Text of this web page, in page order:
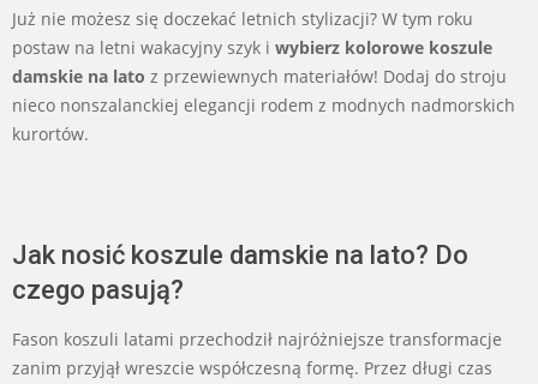
Już nie możesz się doczekać letnich stylizacji? W tym roku
postaw na letni wakacyjny szyk i wybierz kolorowe koszule
damskie na lato z przewiewnych materiałów! Dodaj do stroju
nieco nonszalanckiej elegancji rodem z modnych nadmorskich
kurortów.
Jak nosić koszule damskie na lato? Do
czego pasują?
Fason koszuli latami przechodził najróżniejsze transformacje
zanim przyjął wreszcie współczesną formę. Przez długi czas